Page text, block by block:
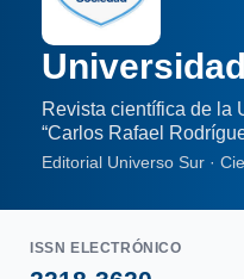
Revista científica de la
“Carlos Rafael
Editorial Universo Sur ·
ISSN ELECTRÓNICO